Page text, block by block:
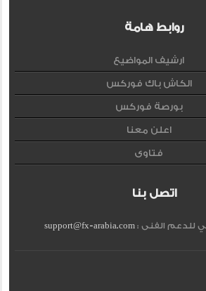
روابط هامة
ارشيف المواضيع
الكاش باك فوركس
بورصة فوركس
اعلن معنا
فتاوى
اتصل بنا
للدعم الفنى :support@fx-arabia.com